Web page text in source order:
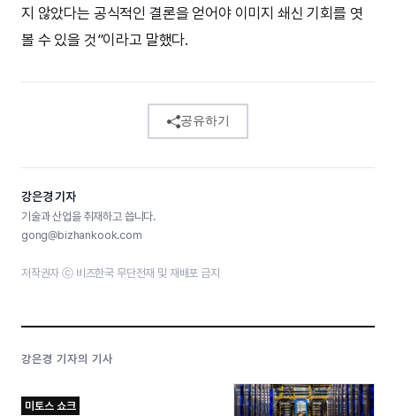
지 않았다는 공식적인 결론을 얻어야 이미지 쇄신 기회를 엿
볼 수 있을 것”이라고 말했다.
공유하기
강은경 기자
기술과 산업을 취재하고 씁니다.
gong@bizhankook.com
저작권자 ⓒ 비즈한국 무단전재 및 재배포 금지
강은경 기자의 기사
미토스 쇼크